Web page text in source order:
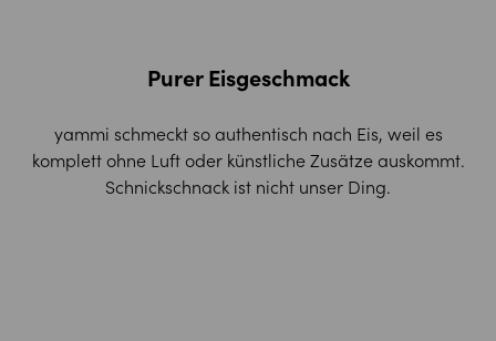
Purer Eisgeschmack
yammi schmeckt so authentisch nach Eis, weil es
komplett ohne Luft oder künstliche Zusätze auskommt.
Schnickschnack ist nicht unser Ding.